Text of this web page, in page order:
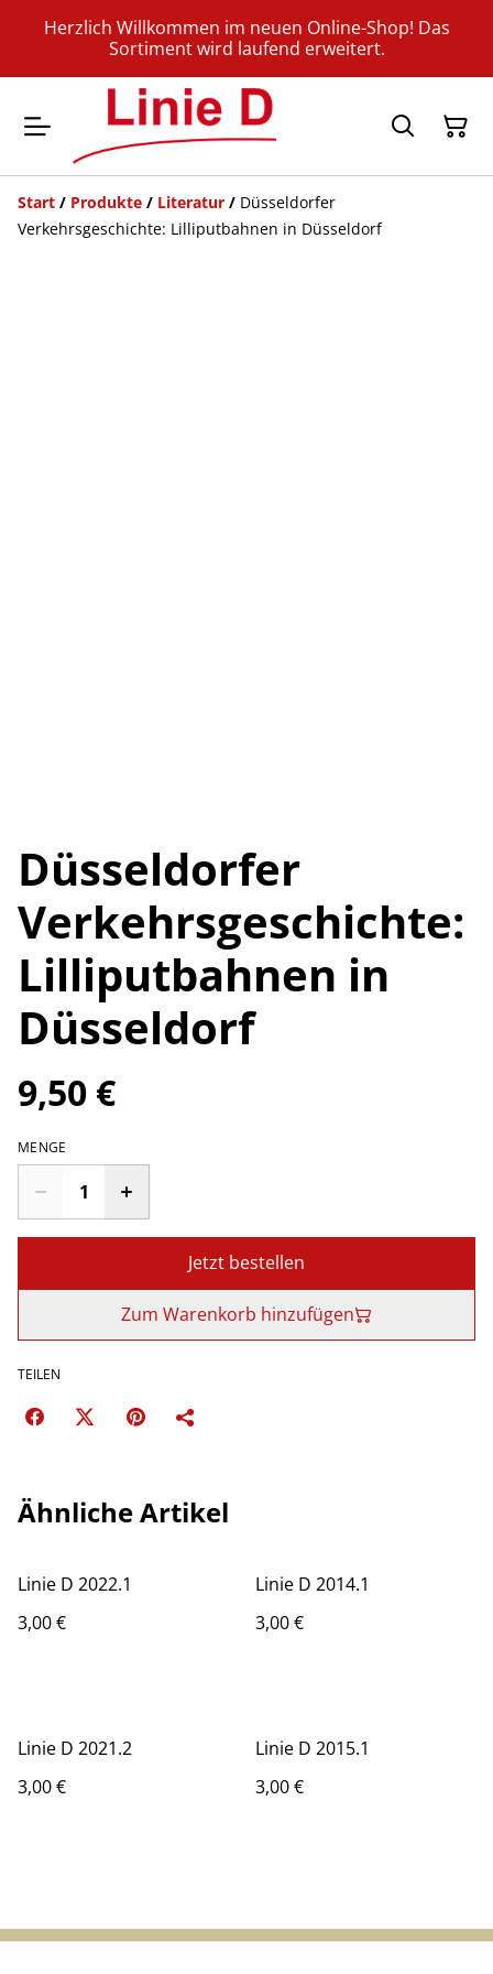
Herzlich Willkommen im neuen Online-Shop! Das
Sortiment wird laufend erweitert.
Start / Produkte / Literatur / Düsseldorfer
Verkehrsgeschichte: Lilliputbahnen in Düsseldorf
Düsseldorfer
Verkehrsgeschichte:
Lilliputbahnen in
Düsseldorf
9,50 €
MENGE
Jetzt bestellen
Zum Warenkorb hinzufügen
TEILEN
Ähnliche Artikel
Linie D 2022.1
3,00 €
Linie D 2014.1
3,00 €
Linie D 2021.2
3,00 €
Linie D 2015.1
3,00 €